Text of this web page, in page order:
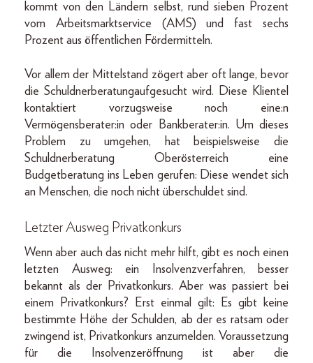
kommt von den Ländern selbst, rund sieben Prozent
vom Arbeitsmarktservice (AMS) und fast sechs
Prozent aus öffentlichen Fördermitteln.
Vor allem der Mittelstand zögert aber oft lange, bevor
die Schuldnerberatungaufgesucht wird. Diese Klientel
kontaktiert vorzugsweise noch eine:n
Vermögensberater:in oder Bankberater:in. Um dieses
Problem zu umgehen, hat beispielsweise die
Schuldnerberatung Oberösterreich eine
Budgetberatung ins Leben gerufen: Diese wendet sich
an Menschen, die noch nicht überschuldet sind.
Letzter Ausweg Privatkonkurs
Wenn aber auch das nicht mehr hilft, gibt es noch einen
letzten Ausweg: ein Insolvenzverfahren, besser
bekannt als der Privatkonkurs. Aber was passiert bei
einem Privatkonkurs? Erst einmal gilt: Es gibt keine
bestimmte Höhe der Schulden, ab der es ratsam oder
zwingend ist, Privatkonkurs anzumelden. Voraussetzung
für die Insolvenzeröffnung ist aber die